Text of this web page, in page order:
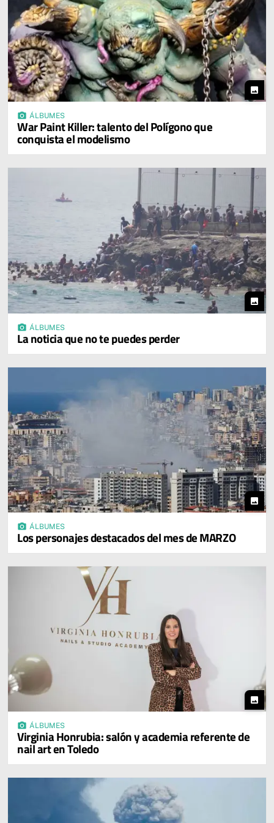
photo
photo_camera ÁLBUMES
War Paint Killer: talento del Polígono que
conquista el modelismo
photo
photo_camera ÁLBUMES
La noticia que no te puedes perder
photo
photo_camera ÁLBUMES
Los personajes destacados del mes de MARZO
photo
photo_camera ÁLBUMES
Virginia Honrubia: salón y academia referente de
nail art en Toledo